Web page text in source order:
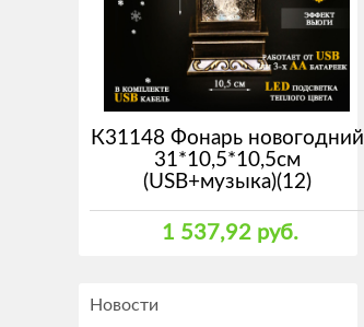
К31148 Фонарь новогодний
31*10,5*10,5см
(USB+музыка)(12)
1 537,92 руб.
Новости